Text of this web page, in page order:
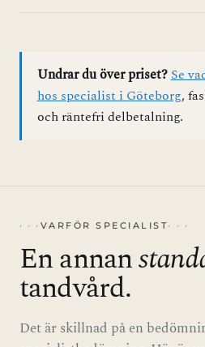
Undrar du över priset?Se
hos specialist i Göteborg,
och räntefri delbetalning.
VARFÖR SPECIALIST
En annan
tandvård.
Det är skillnad på en